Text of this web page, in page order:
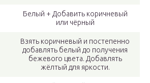
Белый + Добавить коричневый
или чёрный
Взять коричневый и постепенно
добавлять белый до получения
бежевого цвета. Добавлять
жёлтый для яркости.